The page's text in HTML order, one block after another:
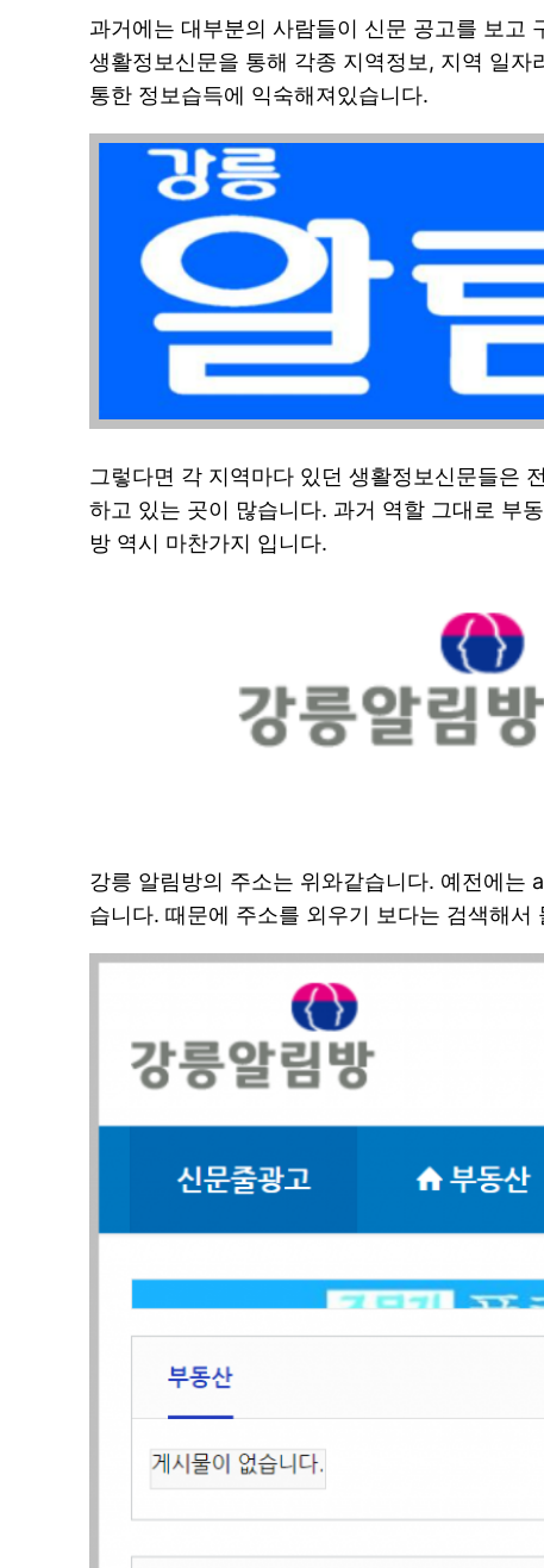
과거에는 대부분의 사람들이 신문 공고를 보고
생활정보신문을 통해 각종 지역정보, 지역 일
통한 정보습득에 익숙해져있습니다.
그렇다면 각 지역마다 있던 생활정보신문들은
하고 있는 곳이 많습니다. 과거 역할 그대로 부
방 역시 마찬가지 입니다.
강릉 알림방의 주소는 위와같습니다. 예전에
습니다. 때문에 주소를 외우기 보다는 검색해